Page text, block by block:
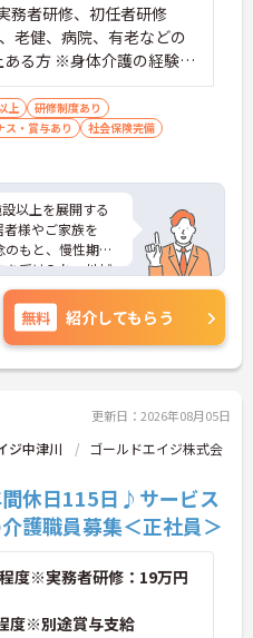
務者研修、初任者研修
老健、病院、有老などの
る方 ※身体介護の経験年
浴の使用の経験のある方
上
研修制度あり
ス・賞与あり
社会保険完備
以上を展開する
様やご家族を
のもと、慢性期や
を受け入れ、地域
業を推進していま
ています。急変
するため、初任
助や入浴介助など
境です。多職種
ます。働き方の面
公休となるほ
7時間程度とかな
発生しにくく、あ
沿って規則正しく
よるお一人おひ
施されます。eラ
種と連携しながら
が用意されていま
無料 紹介してもらう
更新日：2026年08月05日
ジ中津川
ゴールドエイジ株式会
間休日115日♪サービス
護職員募集＜正社員＞
度※実務者研修：19万円
度※別途賞与支給